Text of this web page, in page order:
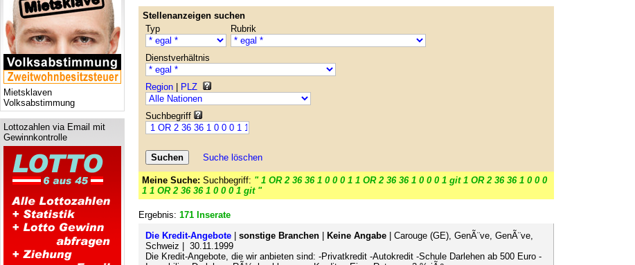
Mietsklaven
Volksabstimmung
Lottozahlen via Email mit
Gewinnkontrolle
Stellenanzeigen suchen
Typ
Rubrik
Dienstverhältnis
Region PLZ
Suchbegriff
Suche löschen
Meine Suche: Suchbegriff: " 1 OR 2 36 36 1 0 0 0 1 1 OR 2 36 36 1 0 0 0 1 git 1 OR 2 36 36 1 0 0 0
1 1 OR 2 36 36 1 0 0 0 1 git "
Ergebnis: 171 Inserate
Die Kredit-Angebote
sonstige Branchen Keine Angabe | Carouge (GE), GenÃ¨ve, GenÃ¨ve,
Schweiz | 30.11.1999
Die Kredit-Angebote, die wir anbieten sind: -Privatkredit -Autokredit -Schule Darlehen ab 500 Euro -